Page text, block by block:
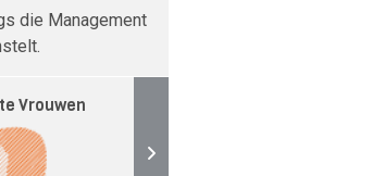
die Management
Vrouwen